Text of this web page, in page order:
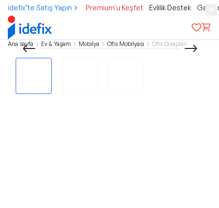
idefix’te Satış Yapın Premium'u Keşfet Evlilik Destek
Ana sayfa Ev & Yaşam Mobilya Ofis Mobilyası Ofis Dolapları